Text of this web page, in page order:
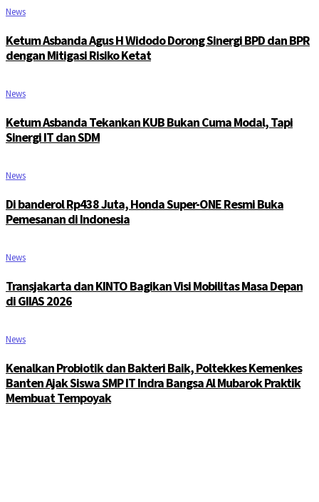
News
Ketum Asbanda Agus H Widodo Dorong Sinergi BPD dan BPR
dengan Mitigasi Risiko Ketat
News
Ketum Asbanda Tekankan KUB Bukan Cuma Modal, Tapi
Sinergi IT dan SDM
News
Di banderol Rp438 Juta, Honda Super-ONE Resmi Buka
Pemesanan di Indonesia
News
Transjakarta dan KINTO Bagikan Visi Mobilitas Masa Depan
di GIIAS 2026
News
Kenalkan Probiotik dan Bakteri Baik, Poltekkes Kemenkes
Banten Ajak Siswa SMP IT Indra Bangsa Al Mubarok Praktik
Membuat Tempoyak